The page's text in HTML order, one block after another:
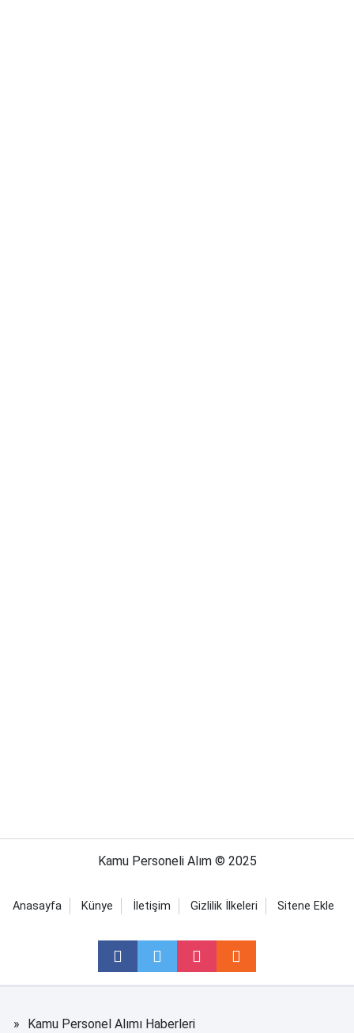
Kamu Personeli Alım © 2025
Anasayfa Künye İletişim Gizlilik İlkeleri Sitene Ekle
Kamu Personel Alımı Haberleri